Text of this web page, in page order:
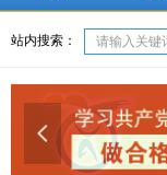
站内搜索：
넳